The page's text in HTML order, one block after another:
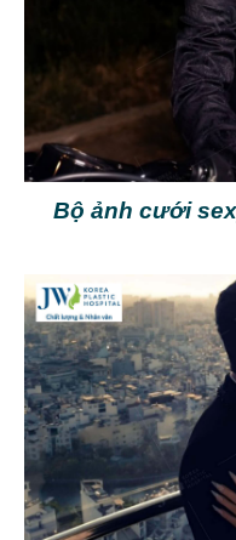
Bộ ảnh cưới